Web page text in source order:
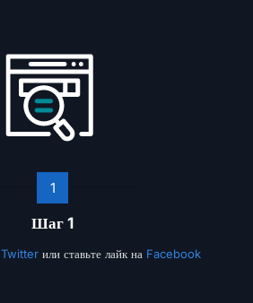
1
Шаг 1
Twitter или ставьте лайк на Facebook